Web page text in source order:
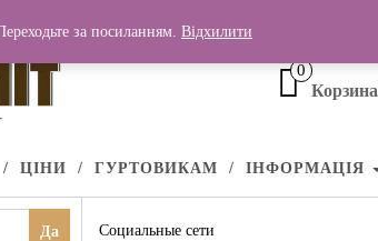
0
Корзина
ЦІНИ ГУРТОВИКАМ ІНФОРМАЦІЯ
Да Социальные сети
за посиланням. Відхилити